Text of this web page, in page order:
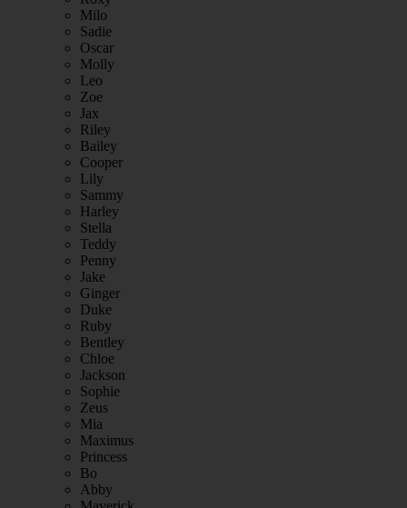
Milo
Sadie
Oscar
Molly
Leo
Zoe
Jax
Riley
Bailey
Cooper
Lily
Sammy
Harley
Stella
Teddy
Penny
Jake
Ginger
Duke
Ruby
Bentley
Chloe
Jackson
Sophie
Zeus
Mia
Maximus
Princess
Bo
Abby